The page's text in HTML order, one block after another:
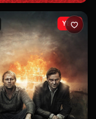
YENİ